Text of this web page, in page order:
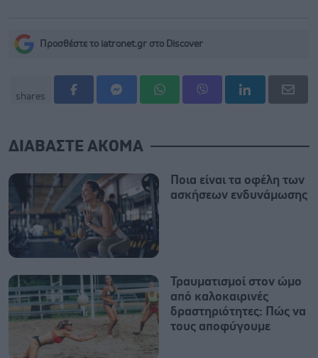
Προσθέστε το iatronet.gr στο Discover
shares
ΔΙΑΒΑΣΤΕ ΑΚΟΜΑ
Ποια είναι τα οφέλη των
ασκήσεων ενδυνάμωσης
Τραυματισμοί στον ώμο
από καλοκαιρινές
δραστηριότητες: Πώς να
τους αποφύγουμε